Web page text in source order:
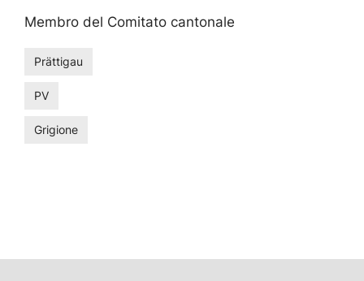
Membro del Comitato cantonale
Prättigau
PV
Grigione